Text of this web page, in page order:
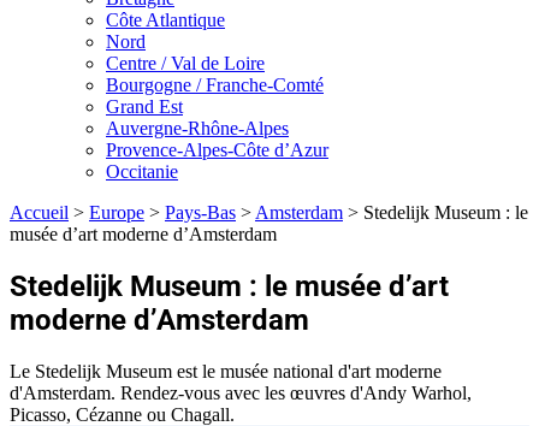
Côte Atlantique
Nord
Centre / Val de Loire
Bourgogne / Franche-Comté
Grand Est
Auvergne-Rhône-Alpes
Provence-Alpes-Côte d’Azur
Occitanie
Accueil > Europe > Pays-Bas > Amsterdam > Stedelijk Museum : le
musée d’art moderne d’Amsterdam
Stedelijk Museum : le musée d’art
moderne d’Amsterdam
Le Stedelijk Museum est le musée national d'art moderne
d'Amsterdam. Rendez-vous avec les œuvres d'Andy Warhol,
Picasso, Cézanne ou Chagall.